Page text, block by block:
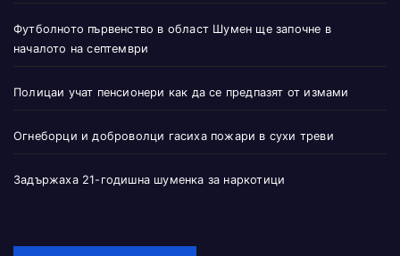
Футболното първенство в област Шумен ще започне в
началото на септември
Полицаи учат пенсионери как да се предпазят от измами
Огнеборци и доброволци гасиха пожари в сухи треви
Задържаха 21-годишна шуменка за наркотици